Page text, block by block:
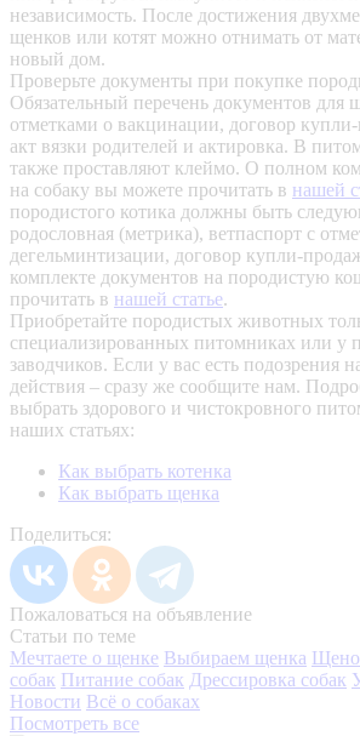
независимость. После достижения
щенков или котят можно отнимать от
новый дом.
Проверьте документы при покупке
Обязательный перечень документов для
отметками о вакцинации, договор
акт вязки родителей и актировка. В
также проставляют клеймо. О полном
на собаку вы можете прочитать в нашей
породистого котика должны быть
родословная (метрика), ветпаспорт с
дегельминтизации, договор купли-
комплекте документов на породистую
прочитать в нашей статье.
Приобретайте породистых животных
специализированных питомниках или у
заводчиков. Если у вас есть подозрения
действия – сразу же сообщите нам.
выбрать здорового и чистокровного
наших статьях:
Как выбрать котенка
Как выбрать щенка
Поделиться:
Пожаловаться на объявление
Статьи по теме
Мечтаете о щенке Выбираем щенка
собак Питание собак Дрессировка собак
Новости Всё о собаках
Посмотреть все